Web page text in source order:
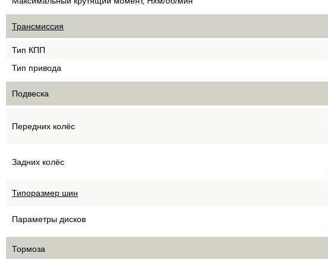
Трансмиссия
Тип КПП
Тип привода
Подвеска
Передних колёс
Задних колёс
Типоразмер шин
Параметры дисков
Тормоза